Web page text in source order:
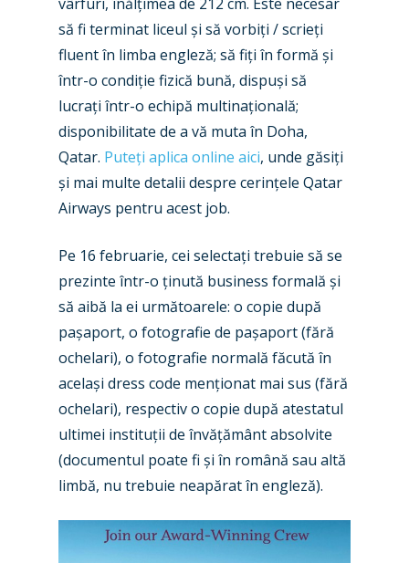
să fi terminat liceul și să vorbiți / scrieți
fluent în limba engleză; să fiți în formă și
într-o condiție fizică bună, dispuși să
lucrați într-o echipă multinațională;
disponibilitate de a vă muta în Doha,
Qatar. Puteți aplica online aici, unde găsiți
și mai multe detalii despre cerințele Qatar
Airways pentru acest job.
Pe 16 februarie, cei selectați trebuie să se
prezinte într-o ținută business formală și
să aibă la ei următoarele: o copie după
pașaport, o fotografie de pașaport (fără
ochelari), o fotografie normală făcută în
același dress code menționat mai sus (fără
ochelari), respectiv o copie după atestatul
ultimei instituții de învățământ absolvite
(documentul poate fi și în română sau altă
limbă, nu trebuie neapărat în engleză).
Industry
Accidents / Incidents
Airshows
Dubai 2025
Paris 2025
Farnborough 2024
Paris 2023
Farnborough 2022
Dubai 2019
Paris 2019
Business Jets
Military
Trip Reports
Marketplace
Jobs
Contact